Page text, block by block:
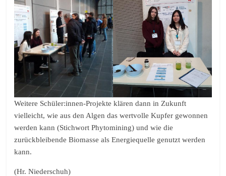
Weitere Schüler:innen-Projekte klären dann in Zukunft
vielleicht, wie aus den Algen das wertvolle Kupfer gewonnen
werden kann (Stichwort Phytomining) und wie die
zurückbleibende Biomasse als Energiequelle genutzt werden
kann.
(Hr. Niederschuh)